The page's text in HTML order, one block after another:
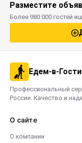
Разместите
Более 980 000 гостей
Едем-в-
Профессиональный
России. Качество и
О сайте
О компании